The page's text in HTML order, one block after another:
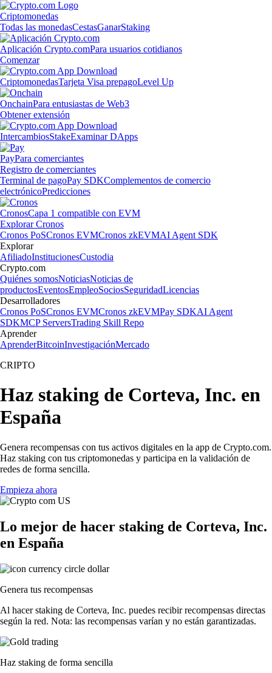
Criptomonedas
Todas las monedasCestasGanarStaking
Aplicación Crypto.comPara usuarios cotidianos
Comenzar
CriptomonedasTarjeta Visa prepagoLevel Up
OnchainPara entusiastas de Web3
Obtener extensión
IntercambiosStakeExaminar DApps
PayPara comerciantes
Registro de comerciantes
Terminal de pagoPay SDKComplementos de comercio
electrónicoPredicciones
CronosCapa 1 compatible con EVM
Explorar Cronos
Cronos PoSCronos EVMCronos zkEVMAI Agent SDK
Explorar
AfiliadoInstitucionesCustodia
Crypto.com
Quiénes somosNoticiasNoticias de
productosEventosEmpleoSociosSeguridadLicencias
Desarrolladores
Cronos PoSCronos EVMCronos zkEVMPay SDKAI Agent
SDKMCP ServersTrading Skill Repo
Aprender
AprenderBitcoinInvestigaciónMercado
CRIPTO
Haz staking de Corteva, Inc. en
España
Genera recompensas con tus activos digitales en la app de Crypto.com.
Haz staking con tus criptomonedas y participa en la validación de
redes de forma sencilla.
Empieza ahora
Lo mejor de hacer staking de Corteva, Inc.
en España
Genera tus recompensas
Al hacer staking de Corteva, Inc. puedes recibir recompensas directas
según la red. Nota: las recompensas varían y no están garantizadas.
Haz staking de forma sencilla